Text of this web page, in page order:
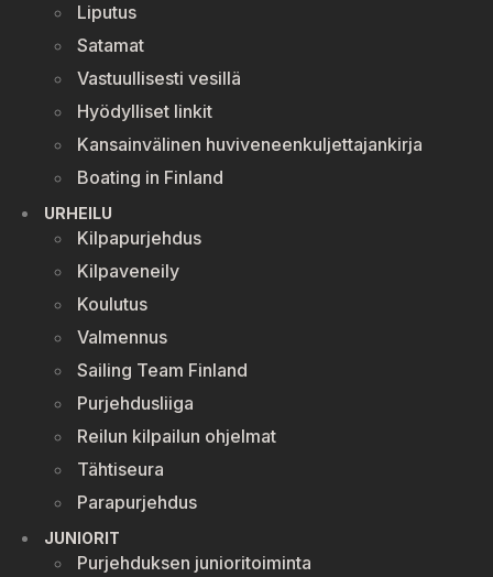
Liputus
Satamat
Vastuullisesti vesillä
Hyödylliset linkit
Kansainvälinen huviveneenkuljettajankirja
Boating in Finland
URHEILU
Kilpapurjehdus
Kilpaveneily
Koulutus
Valmennus
Sailing Team Finland
Purjehdusliiga
Reilun kilpailun ohjelmat
Tähtiseura
Parapurjehdus
JUNIORIT
Purjehduksen junioritoiminta